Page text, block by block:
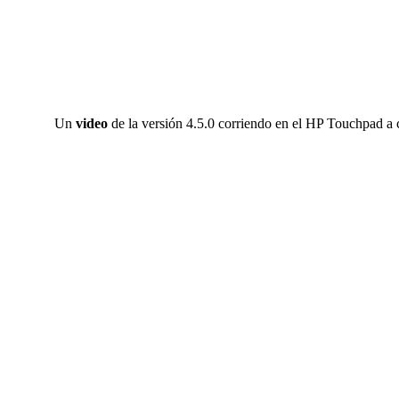
Unvideode la versión 4.5.0 corriendo en el HP Touchpad a